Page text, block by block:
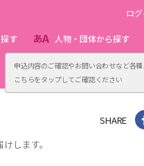
申込内容のご確認やお問い合わせなど各種
こちらをタップしてご確認ください
ロ
す 人物・団体から探す
主催者向
します。
SHARE